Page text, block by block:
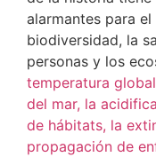
alarmantes para
biodiversidad, la
personas y los
temperatura
del mar, la
de hábitats, la
propagación de